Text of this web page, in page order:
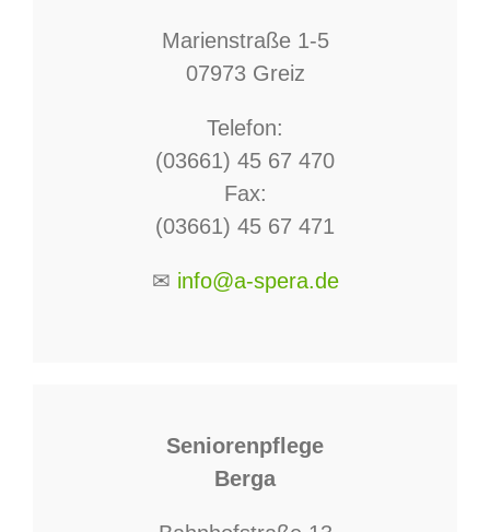
Marienstraße 1-5
07973 Greiz
Telefon:
(03661) 45 67 470
Fax:
(03661) 45 67 471
✉ info@a-spera.de
Seniorenpflege
Berga